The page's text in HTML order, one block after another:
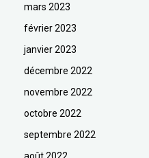
mars 2023
février 2023
janvier 2023
décembre 2022
novembre 2022
octobre 2022
septembre 2022